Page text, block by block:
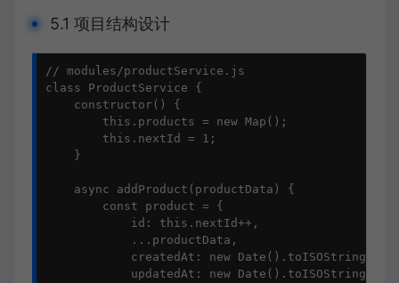
5.1 项目结构设计
// modules/productService.js
class ProductService {
    constructor() {
        this.products = new Map();
        this.nextId = 1;
    }
    async addProduct(productData) {
        const product = {
            id: this.nextId++,
            ...productData,
            createdAt: new Date().toISOString(),
            updatedAt: new Date().toISOString()